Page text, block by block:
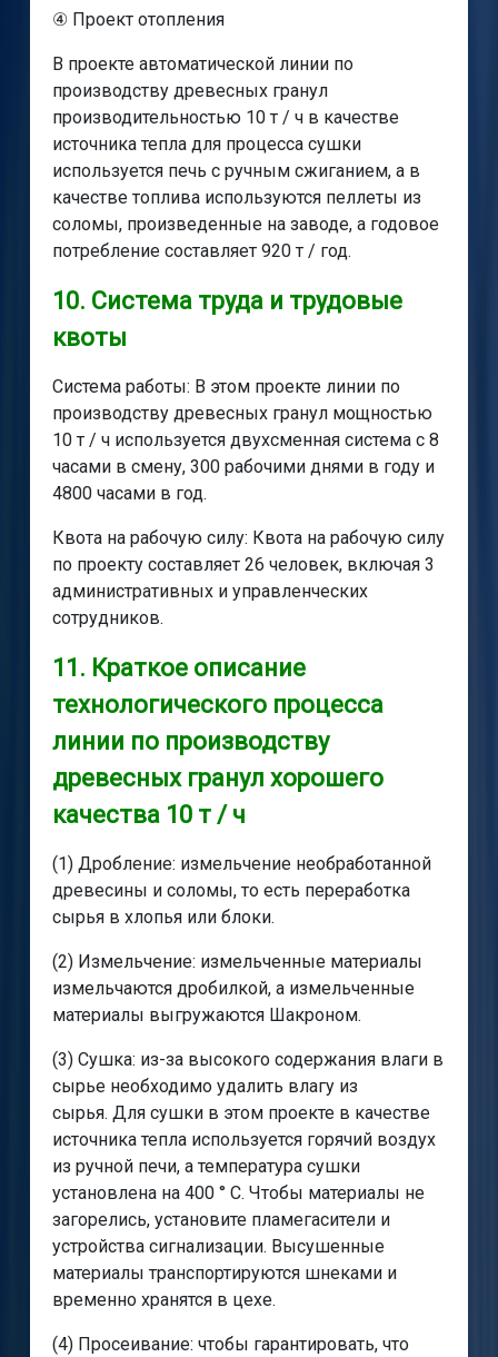
④ Проект отопления
В проекте автоматической линии по
производству древесных гранул
производительностью 10 т / ч в качестве
источника тепла для процесса сушки
используется печь с ручным сжиганием, а в
качестве топлива используются пеллеты из
соломы, произведенные на заводе, а годовое
потребление составляет 920 т / год.
10. Система труда и трудовые
квоты
Система работы: В этом проекте линии по
производству древесных гранул мощностью
10 т / ч используется двухсменная система с 8
часами в смену, 300 рабочими днями в году и
4800 часами в год.
Квота на рабочую силу: Квота на рабочую силу
по проекту составляет 26 человек, включая 3
административных и управленческих
сотрудников.
11. Краткое описание
технологического процесса
линии по производству
древесных гранул хорошего
качества 10 т / ч
(1) Дробление: измельчение необработанной
древесины и соломы, то есть переработка
сырья в хлопья или блоки.
(2) Измельчение: измельченные материалы
измельчаются дробилкой, а измельченные
материалы выгружаются Шакроном.
(3) Сушка: из-за высокого содержания влаги в
сырье необходимо удалить влагу из
сырья. Для сушки в этом проекте в качестве
источника тепла используется горячий воздух
из ручной печи, а температура сушки
установлена на 400 ° C. Чтобы материалы не
загорелись, установите пламегасители и
устройства сигнализации. Высушенные
материалы транспортируются шнеками и
временно хранятся в цехе.
(4) Просеивание: чтобы гарантировать, что